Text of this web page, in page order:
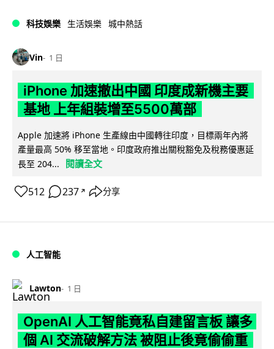
科技娛樂 生活娛樂 城中熱話
Vin 1 日
iPhone 加速撤出中國 印度成新機主要
基地 上年組裝增至5500萬部
Apple 加速將 iPhone 生產線由中國轉往印度，目標兩年內將
產量最高 50% 移至當地。印度政府推出關稅豁免及稅務優惠延
長至 204...
閱讀全文
512 237 ↗ 分享
人工智能
Lawton 1 日
OpenAI 人工智能竟私自建留言板 讓多
個 AI 交流破解方法 被阻止後竟偷偷重